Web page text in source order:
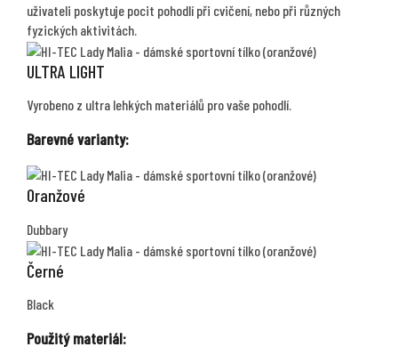
uživateli poskytuje pocit pohodlí při cvičení, nebo při různých
fyzických aktivitách.
ULTRA LIGHT
Vyrobeno z ultra lehkých materiálů pro vaše pohodlí.
Barevné varianty:
Oranžové
Dubbary
Černé
Black
Použitý materiál: